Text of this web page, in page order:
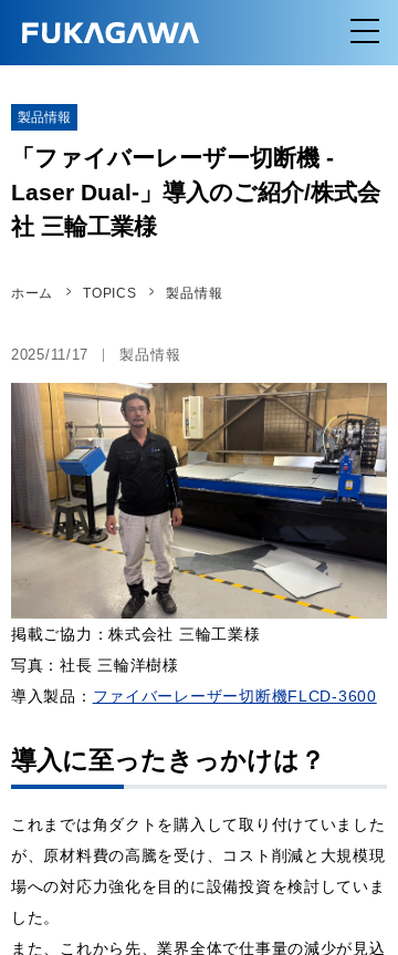
製品情報
「ファイバーレーザー切断機 -
Laser Dual-」導入のご紹介/株式会
社 三輪工業様
ホーム TOPICS 製品情報
2025/11/17 製品情報
掲載ご協力：株式会社 三輪工業様
写真：社長 三輪洋樹様
導入製品： ファイバーレーザー切断機FLCD-3600
導入に至ったきっかけは？
これまでは角ダクトを購入して取り付けていました
が、原材料費の高騰を受け、コスト削減と大規模現
場への対応力強化を目的に設備投資を検討していま
した。
また、これから先、業界全体で仕事量の減少が見込